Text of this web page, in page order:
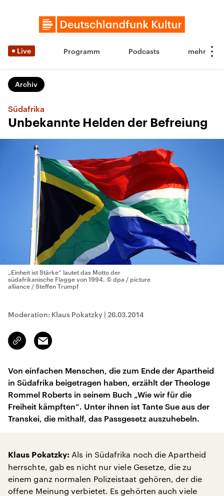
Live Programm Podcasts
Archiv
Südafrika
Unbekannte Helden der Befreiung
„Einheit ist Stärke“ lautet das Motto der
südafrikanische Flagge von 1994. © dpa / picture
alliance / Steffen Trumpf
Moderation: Klaus Pokatzky | 26.03.2014
Link
kopieren/teilen
Email
Von einfachen Menschen, die zum Ende der Apartheid
in Südafrika beigetragen haben, erzählt der Theologe
Rommel Roberts in seinem Buch „Wie wir für die
Freiheit kämpften“. Unter ihnen ist Tante Sue aus der
Transkei, die mithalf, das Passgesetz auszuhebeln.
Klaus Pokatzky: Als in Südafrika noch die Apartheid
herrschte, gab es nicht nur viele Gesetze, die zu
einem ganz normalen Polizeistaat gehören, der die
offene Meinung verbietet. Es gehörten auch viele